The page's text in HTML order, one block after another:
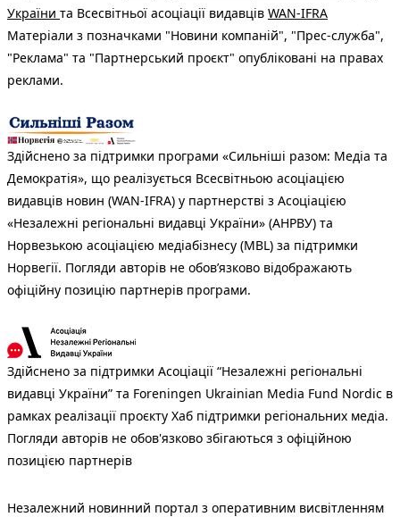
України та Всесвітньої асоціації видавців WAN-IFRA
Матеріали з позначками "Новини компаній", "Прес-служба",
"Реклама" та "Партнерський проєкт" опубліковані на правах
реклами.
Здійснено за підтримки програми «Сильніші разом: Медіа та
Демократія», що реалізується Всесвітньою асоціацією
видавців новин (WAN-IFRA) у партнерстві з Асоціацією
«Незалежні регіональні видавці України» (АНРВУ) та
Норвезькою асоціацією медіабізнесу (MBL) за підтримки
Норвегії. Погляди авторів не обов’язково відображають
офіційну позицію партнерів програми.
Здійснено за підтримки Асоціації “Незалежні регіональні
видавці України” та Foreningen Ukrainian Media Fund Nordic в
рамках реалізації проєкту Хаб підтримки регіональних медіа.
Погляди авторів не обов'язково збігаються з офіційною
позицією партнерів
Незалежний новинний портал з оперативним висвітленням